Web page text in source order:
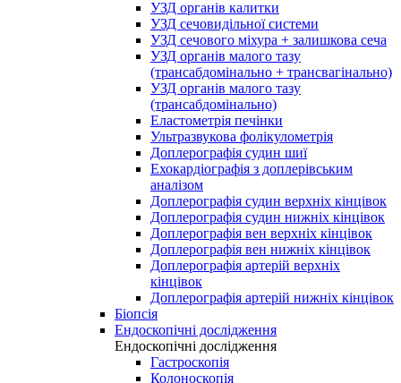
УЗД органів калитки
УЗД сечовидільної системи
УЗД сечового міхура + залишкова сеча
УЗД органів малого тазу
(трансабдомінально + трансвагінально)
УЗД органів малого тазу
(трансабдомінально)
Еластометрія печінки
Ультразвукова фолікулометрія
Доплерографія судин шиї
Ехокардіографія з доплерівським
аналізом
Доплерографія судин верхніх кінцівок
Доплерографія судин нижніх кінцівок
Доплерографія вен верхніх кінцівок
Доплерографія вен нижніх кінцівок
Доплерографія артерій верхніх
кінцівок
Доплерографія артерій нижніх кінцівок
Біопсія
Ендоскопічні дослідження
Ендоскопічні дослідження
Гастроскопія
Колоноскопія